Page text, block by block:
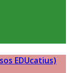
EDUcatius)